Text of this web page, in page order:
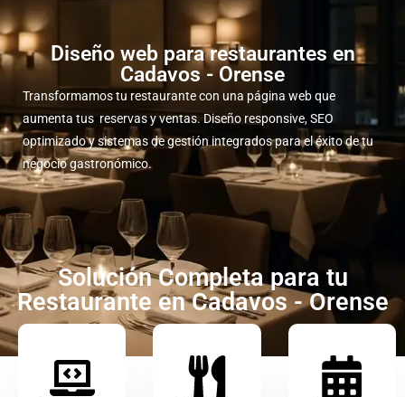
Diseño web para restaurantes en
Cadavos - Orense
Transformamos tu restaurante con una página web que
aumenta tus reservas y ventas. Diseño responsive, SEO
optimizado y sistemas de gestión integrados para el éxito de tu
negocio gastronómico.
Solución Completa para tu
Restaurante en Cadavos - Orense